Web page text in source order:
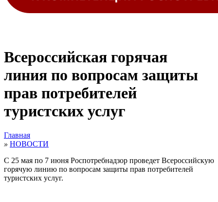
Всероссийская горячая
линия по вопросам защиты
прав потребителей
туристских услуг
Главная
» НОВОСТИ
С 25 мая по 7 июня Роспотребнадзор проведет Всероссийскую
горячую линию по вопросам защиты прав потребителей
туристских услуг.